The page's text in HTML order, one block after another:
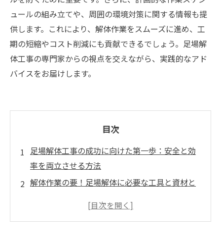
ュールの組み立てや、周囲の環境対策に関する情報も提
供します。これにより、解体作業をスムーズに進め、工
期の短縮やコスト削減にも貢献できるでしょう。足場解
体工事の専門家からの視点を交えながら、実践的なアド
バイスをお届けします。
目次
足場解体工事の成功に向けた第一歩：安全と効
率を両立させる方法
解体作業の要！足場解体に必要な工具と資材と
周囲の安全を確保するための、足場解体の注意